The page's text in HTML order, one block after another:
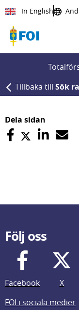
Till innehållet
In English
Tillbaka till Sök
Dela sidan
Följ oss
Facebook X
FOI i sociala medier